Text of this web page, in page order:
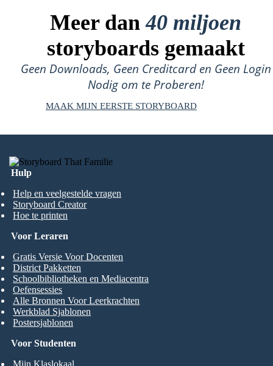
Meer dan40 miljoen
storyboards gemaakt
Geen Downloads, Geen Creditcard en Geen Login
Nodig om te Proberen!
MAAK MIJN EERSTE STORYBOARD
Hulp
Help en veelgestelde vragen
Storyboard Creator
Hoe te printen
Voor Studenten
Mijn Klaslokaal
Voor Leraren
Gratis Versie Voor Docenten
District Pakketten
Schoolbibliotheken en Mediacentra
Oefensessies
Alle Bronnen Voor Leerkrachten
Werkblad Sjablonen
Postersjablonen